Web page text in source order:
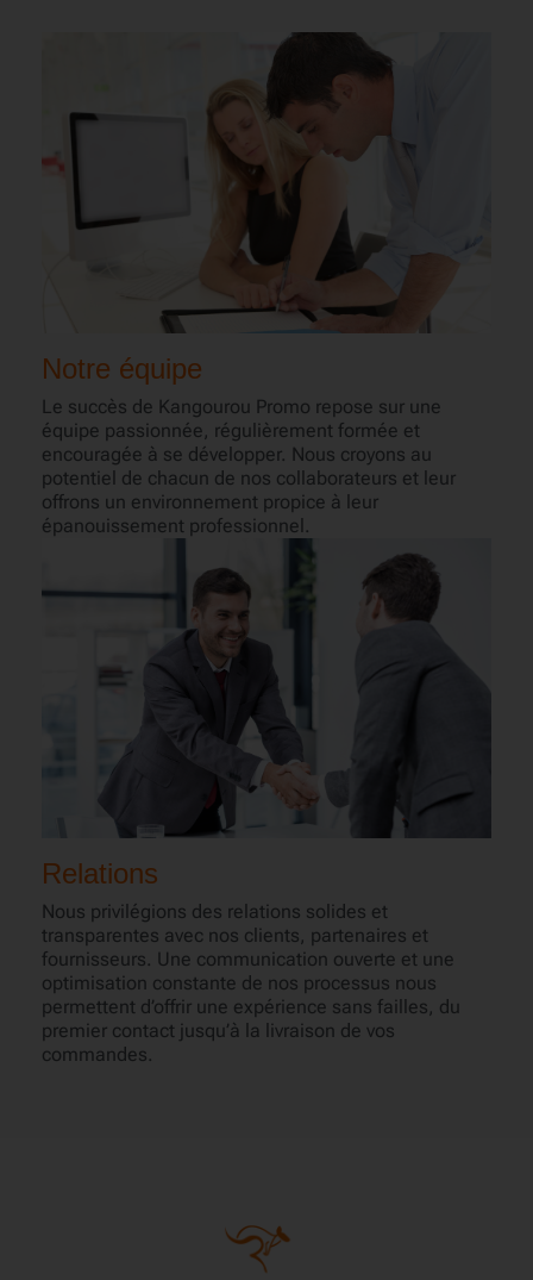
Notre équipe
Le succès de Kangourou Promo repose sur une
équipe passionnée, régulièrement formée et
encouragée à se développer. Nous croyons au
potentiel de chacun de nos collaborateurs et leur
offrons un environnement propice à leur
épanouissement professionnel.
Relations
Nous privilégions des relations solides et
transparentes avec nos clients, partenaires et
fournisseurs. Une communication ouverte et une
optimisation constante de nos processus nous
permettent d’offrir une expérience sans failles, du
premier contact jusqu’à la livraison de vos
commandes.